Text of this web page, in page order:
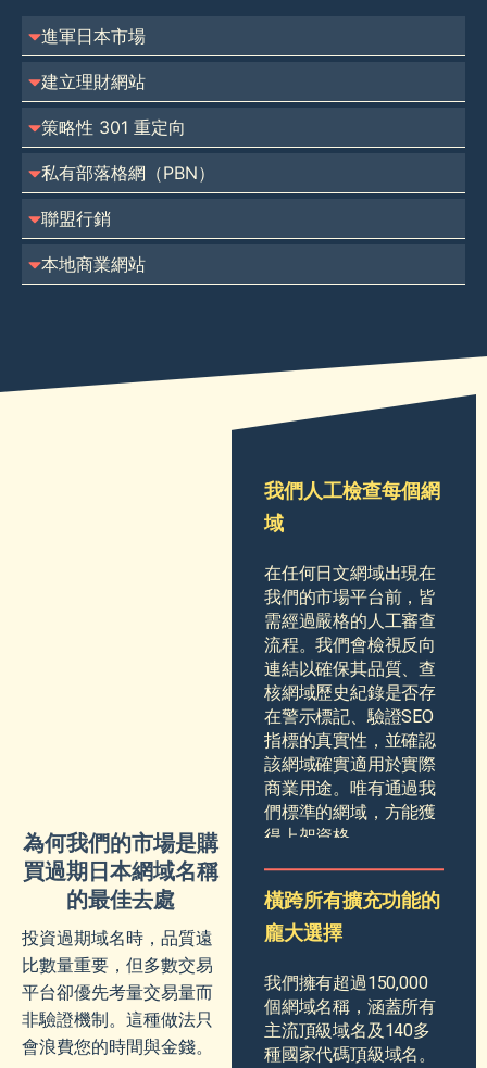
進軍日本市場
建立理財網站
策略性 301 重定向
私有部落格網（PBN）
聯盟行銷
本地商業網站
為何我們的市場是購
買過期日本網域名稱
的最佳去處
投資過期域名時，品質遠
比數量重要，但多數交易
平台卻優先考量交易量而
非驗證機制。這種做法只
會浪費您的時間與金錢。
我們人工檢查每個網
域
在任何日文網域出現在
我們的市場平台前，皆
需經過嚴格的人工審查
流程。我們會檢視反向
連結以確保其品質、查
核網域歷史紀錄是否存
在警示標記、驗證SEO
指標的真實性，並確認
該網域確實適用於實際
商業用途。唯有通過我
們標準的網域，方能獲
得上架資格。
橫跨所有擴充功能的
龐大選擇
我們擁有超過150,000
個網域名稱，涵蓋所有
主流頂級域名及140多
種國家代碼頂級域名。